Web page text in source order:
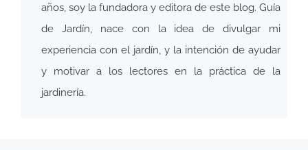
años, soy la fundadora y editora de este blog. Guía
de Jardín, nace con la idea de divulgar mi
experiencia con el jardín, y la intención de ayudar
y motivar a los lectores en la práctica de la
jardinería.